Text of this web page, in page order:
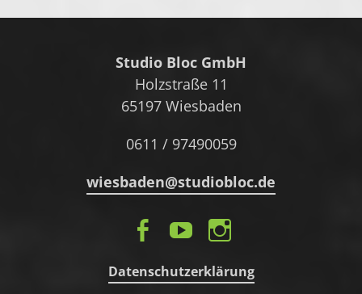
Studio Bloc GmbH
Holzstraße 11
65197 Wiesbaden
0611 / 97490059
wiesbaden@studiobloc.de
F
a o
In
st
Datenschutzerklärung